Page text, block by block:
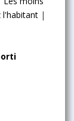
l'habitant |